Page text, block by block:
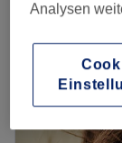
Ein Salon, der
Analysen